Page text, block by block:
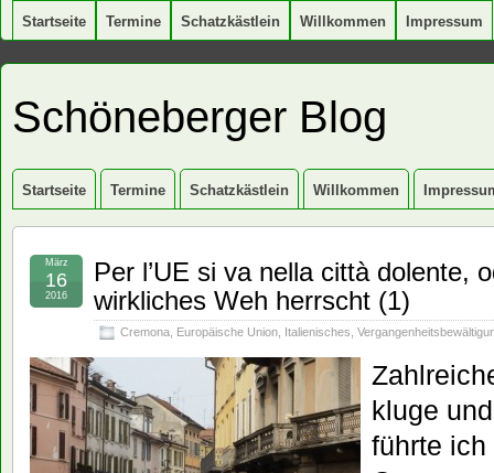
Startseite Termine Schatzkästlein Willkommen Impressum
Schöneberger Blog
Startseite Termine Schatzkästlein Willkommen
Per l’UE si va nella città dolente,
wirkliches Weh herrscht (1)
Cremona Europäische Union Italienisches
März
16
2016
kluge
führte